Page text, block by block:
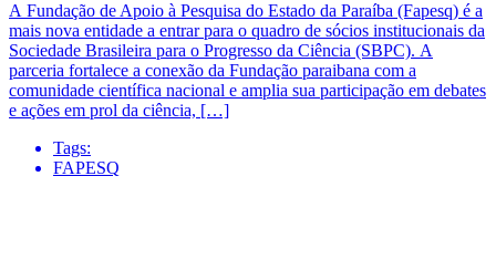
A Fundação de Apoio à Pesquisa do Estado da Paraíba (Fapesq) é a
mais nova entidade a entrar para o quadro de sócios institucionais da
Sociedade Brasileira para o Progresso da Ciência (SBPC). A
parceria fortalece a conexão da Fundação paraibana com a
comunidade científica nacional e amplia sua participação em debates
e ações em prol da ciência, […]
Tags:
FAPESQ